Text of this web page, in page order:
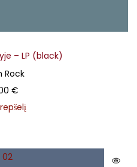
– LP (black)
Rock
€